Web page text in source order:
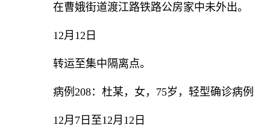
在曹娥街道渡江路铁路公房家中未外出。
12月12日
转运至集中隔离点。
病例208：杜某，女，75岁，轻型确诊病例
12月7日至12月12日